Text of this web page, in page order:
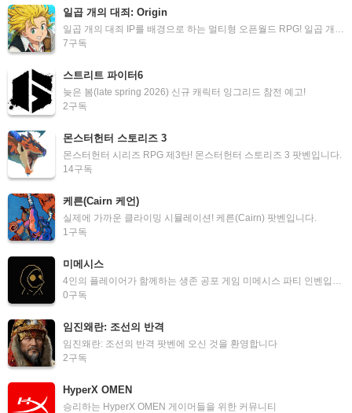
일곱 개의 대죄: Origin
일곱 개의 대죄 IP를 배경으로 하는 멀티형 오픈월드 RPG! 일곱 개의 대죄: Origin 팟벤입니다.
7구독
스트리트 파이터6
늦은 봄(late spring 2026) 신규 캐릭터 잉그리드 참전 예고!
2구독
몬스터헌터 스토리즈 3
몬스터헌터 시리즈 RPG 제3탄! 몬스터헌터 스토리즈 3 팟벤입니다.
14구독
케른(Cairn 케언)
실제에 가까운 클라이밍 시뮬레이션! 케른(Cairn) 팟벤입니다.
1구독
미메시스
4인의 플레이어가 함께하는 생존 공포 게임 미메시스 파티 인벤입니다.
0구독
임진왜란: 조선의 반격
임진왜란: 조선의 반격 팟벤에 오신 것을 환영합니다
2구독
HyperX OMEN
승리하는 HyperX OMEN 게이머들을 위한 커뮤니티